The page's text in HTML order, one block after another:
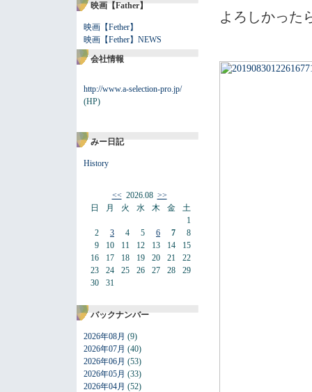
映画【Father】
映画【Fether】
映画【Fether】NEWS
会社情報
http://www.a-selection-pro.jp/
(HP)
みー日記
History
<<2026.08 >>
日
2
9
16
23
30
月
3
10
17
24
31
火
4
11
18
25
水
5
12
19
26
木
6
13
20
27
金
7
14
21
28
土
1
8
15
22
29
バックナンバー
2026年08月 (9)
2026年07月 (40)
2026年06月 (53)
2026年05月 (33)
2026年04月 (52)
よろしかった